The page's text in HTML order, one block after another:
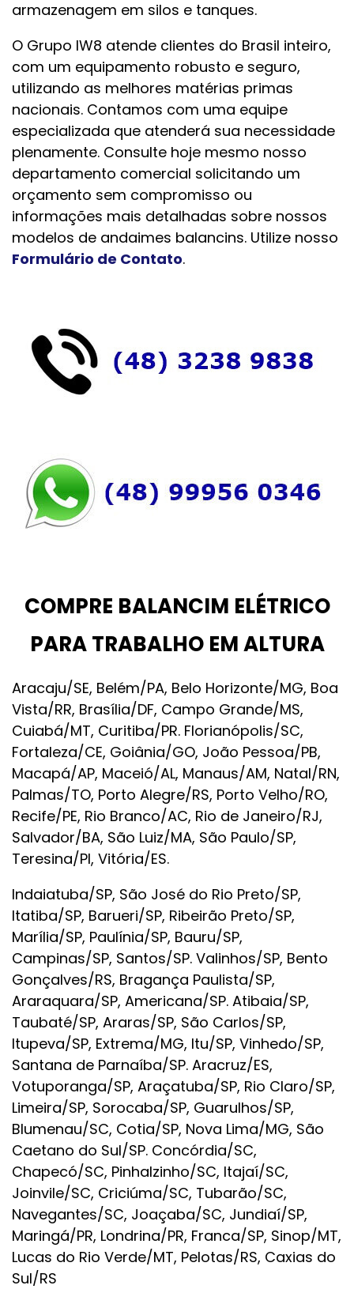
armazenagem em silos e tanques.
O Grupo IW8 atende clientes do Brasil inteiro,
com um equipamento robusto e seguro,
utilizando as melhores matérias primas
nacionais. Contamos com uma equipe
especializada que atenderá sua necessidade
plenamente. Consulte hoje mesmo nosso
departamento comercial solicitando um
orçamento sem compromisso ou
informações mais detalhadas sobre nossos
modelos de andaimes balancins. Utilize nosso
Formulário de Contato.
COMPRE BALANCIM ELÉTRICO
PARA TRABALHO EM ALTURA
Aracaju/SE, Belém/PA, Belo Horizonte/MG, Boa
Vista/RR, Brasília/DF, Campo Grande/MS,
Cuiabá/MT, Curitiba/PR. Florianópolis/SC,
Fortaleza/CE, Goiânia/GO, João Pessoa/PB,
Macapá/AP, Maceió/AL, Manaus/AM, Natal/RN,
Palmas/TO, Porto Alegre/RS, Porto Velho/RO,
Recife/PE, Rio Branco/AC, Rio de Janeiro/RJ,
Salvador/BA, São Luiz/MA, São Paulo/SP,
Teresina/PI, Vitória/ES.
Indaiatuba/SP, São José do Rio Preto/SP,
Itatiba/SP, Barueri/SP, Ribeirão Preto/SP,
Marília/SP, Paulínia/SP, Bauru/SP,
Campinas/SP, Santos/SP. Valinhos/SP, Bento
Gonçalves/RS, Bragança Paulista/SP,
Araraquara/SP, Americana/SP. Atibaia/SP,
Taubaté/SP, Araras/SP, São Carlos/SP,
Itupeva/SP, Extrema/MG, Itu/SP, Vinhedo/SP,
Santana de Parnaíba/SP. Aracruz/ES,
Votuporanga/SP, Araçatuba/SP, Rio Claro/SP,
Limeira/SP, Sorocaba/SP, Guarulhos/SP,
Blumenau/SC, Cotia/SP, Nova Lima/MG, São
Caetano do Sul/SP. Concórdia/SC,
Chapecó/SC, Pinhalzinho/SC, Itajaí/SC,
Joinvile/SC, Criciúma/SC, Tubarão/SC,
Navegantes/SC, Joaçaba/SC, Jundiaí/SP,
Maringá/PR, Londrina/PR, Franca/SP, Sinop/MT,
Lucas do Rio Verde/MT, Pelotas/RS, Caxias do
Sul/RS